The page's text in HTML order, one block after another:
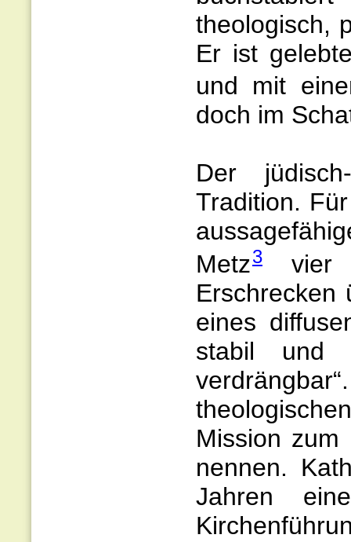
theologisch,
Er ist
und mit
doch im
Der
Tradition.
Metz3
vier
Erschrecken
eines
stabil und
Mission zum
nennen.
Jahren